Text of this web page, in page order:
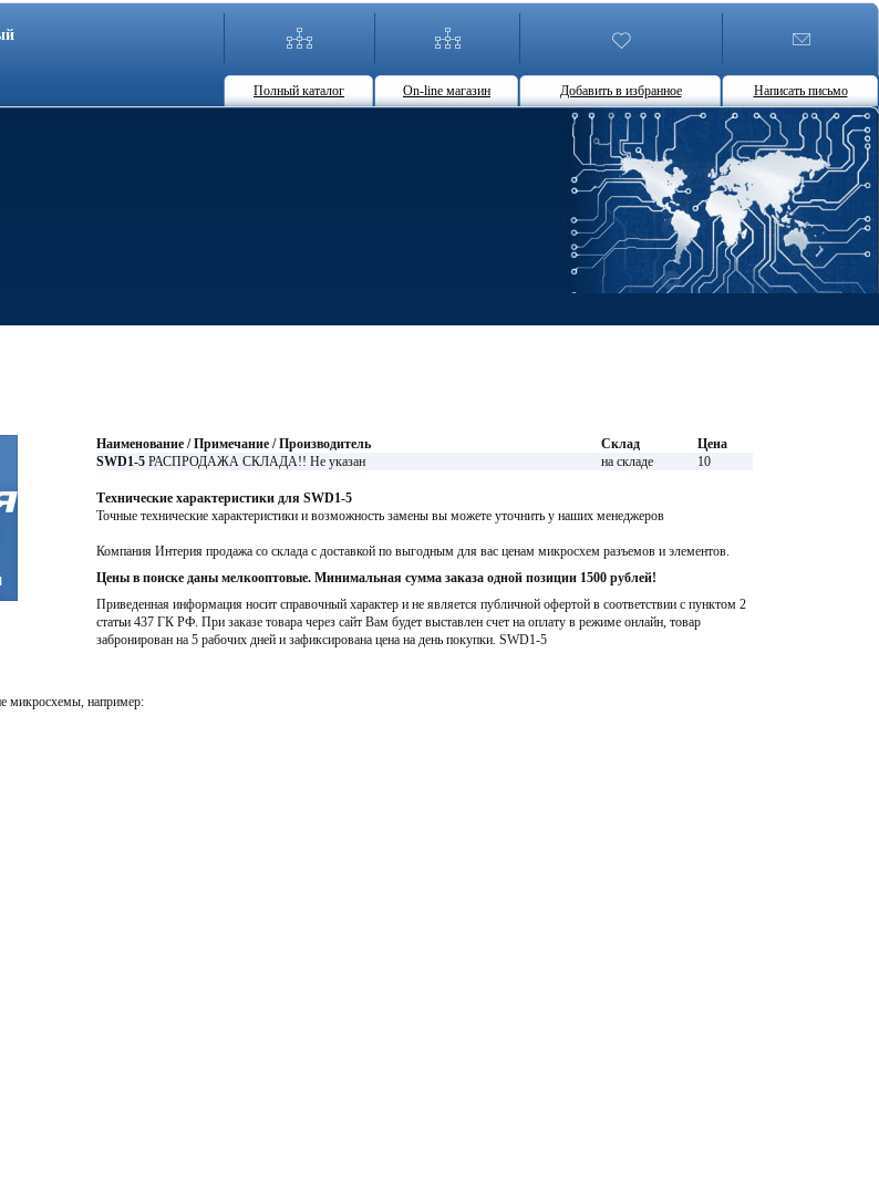
Полный каталог On-line магазин Добавить в избранное Написать письмо
Наименование / Примечание / Производитель Склад
Цена
SWD1-5 РАСПРОДАЖА СКЛАДА!! Не указан на складе 10
Технические характеристики для SWD1-5
Точные технические характеристики и возможность замены вы можете уточнить у наших менеджеров
Компания Интерия продажа со склада с доставкой по выгодным для вас ценам микросхем разъемов и элементов.
Цены в поиске даны мелкооптовые. Минимальная сумма заказа одной позиции 1500 рублей!
Приведенная информация носит справочный характер и не является публичной офертой в соответствии с пунктом 2
статьи 437 ГК РФ. При заказе товара через сайт Вам будет выставлен счет на оплату в режиме онлайн, товар
забронирован на 5 рабочих дней и зафиксирована цена на день покупки. SWD1-5
микросхемы, например: